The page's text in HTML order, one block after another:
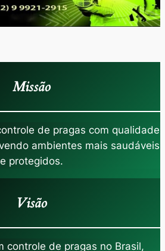
Missão
de pragas com qualidade
ambientes mais saudáveis
e protegidos.
Visão
controle de pragas no Brasil,